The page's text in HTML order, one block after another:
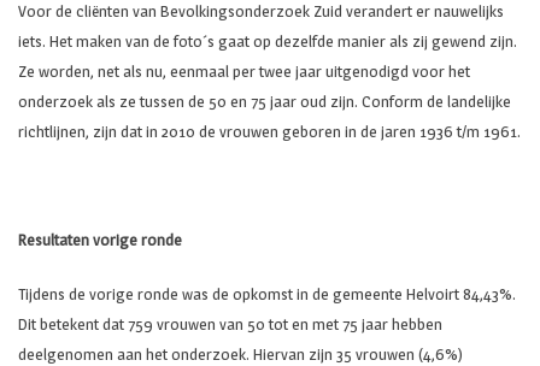
Voor de cliënten van Bevolkingsonderzoek Zuid verandert er nauwelijks
iets. Het maken van de foto´s gaat op dezelfde manier als zij gewend zijn.
Ze worden, net als nu, eenmaal per twee jaar uitgenodigd voor het
onderzoek als ze tussen de 50 en 75 jaar oud zijn. Conform de landelijke
richtlijnen, zijn dat in 2010 de vrouwen geboren in de jaren 1936 t/m 1961.
Resultaten vorige ronde
Tijdens de vorige ronde was de opkomst in de gemeente Helvoirt 84,43%.
Dit betekent dat 759 vrouwen van 50 tot en met 75 jaar hebben
deelgenomen aan het onderzoek. Hiervan zijn 35 vrouwen (4,6%)